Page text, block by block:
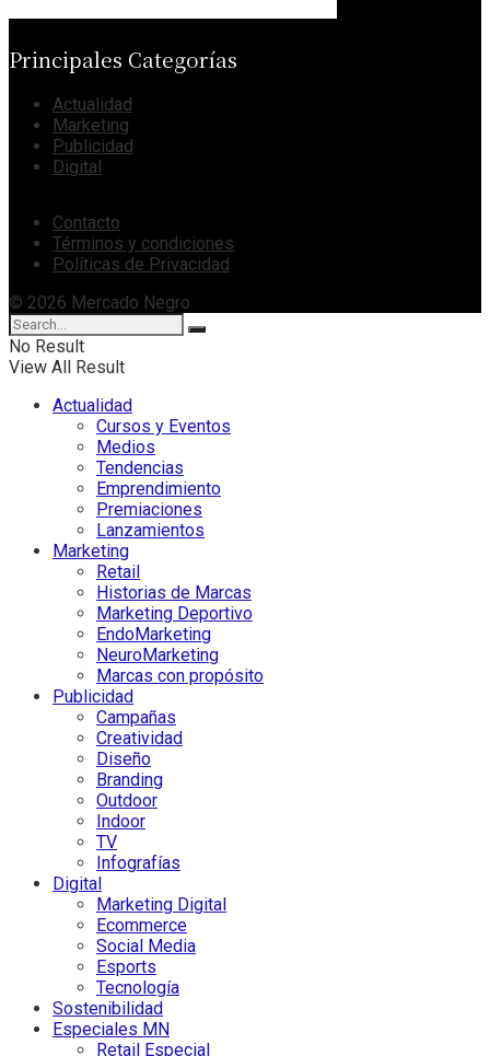
Principales Categorías
Actualidad
Marketing
Publicidad
Digital
Contacto
Términos y condiciones
Políticas de Privacidad
© 2026 Mercado Negro
No Result
View All Result
Actualidad
Cursos y Eventos
Medios
Tendencias
Emprendimiento
Premiaciones
Lanzamientos
Marketing
Retail
Historias de Marcas
Marketing Deportivo
EndoMarketing
NeuroMarketing
Marcas con propósito
Publicidad
Campañas
Creatividad
Diseño
Branding
Outdoor
Indoor
TV
Infografías
Digital
Marketing Digital
Ecommerce
Social Media
Esports
Tecnología
Sostenibilidad
Especiales MN
Retail Especial